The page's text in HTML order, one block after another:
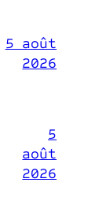
5 août
2026
5
août
2026